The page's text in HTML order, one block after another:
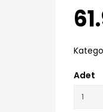
Adet